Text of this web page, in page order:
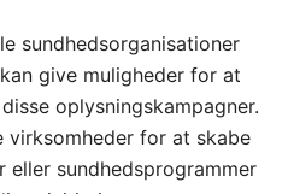
sundhedsorganisationer
give muligheder for at
oplysningskampagner.
virksomheder for at skabe
eller sundhedsprogrammer